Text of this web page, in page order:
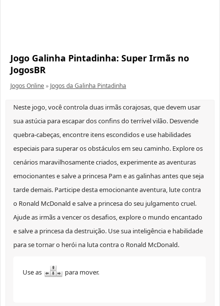
Jogo Galinha Pintadinha: Super Irmãs no
JogosBR
Jogos Online» Jogos da Galinha Pintadinha
Neste jogo, você controla duas irmãs corajosas, que devem usar
sua astúcia para escapar dos confins do terrível vilão. Desvende
quebra-cabeças, encontre itens escondidos e use habilidades
especiais para superar os obstáculos em seu caminho. Explore os
cenários maravilhosamente criados, experimente as aventuras
emocionantes e salve a princesa Pam e as galinhas antes que seja
tarde demais. Participe desta emocionante aventura, lute contra
o Ronald McDonald e salve a princesa do seu julgamento cruel.
Ajude as irmãs a vencer os desafios, explore o mundo encantado
e salve a princesa da destruição. Use sua inteligência e habilidade
para se tornar o herói na luta contra o Ronald McDonald.
Use as para mover.